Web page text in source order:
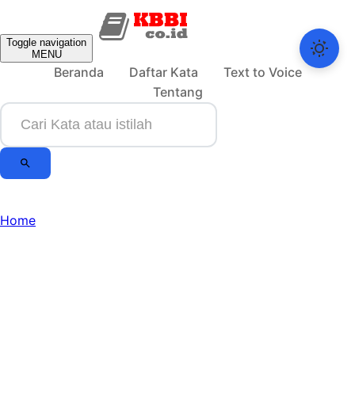
Toggle navigation
MENU
Beranda Daftar Kata
Text to Voice
Tentang
Home